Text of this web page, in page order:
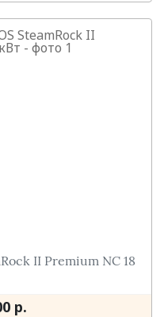
II Premium NC 18
р.